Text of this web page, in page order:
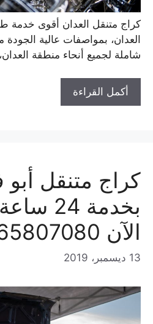
كراج متنقل العدان أقوى خدمة
العدان، بمواصفات عالية الجودة
شاملة لجميع أنحاء منطقة
أكمل القراءة
كراج متنقل
بخدمة
الآن 65807080
13 ديسمبر، 2019